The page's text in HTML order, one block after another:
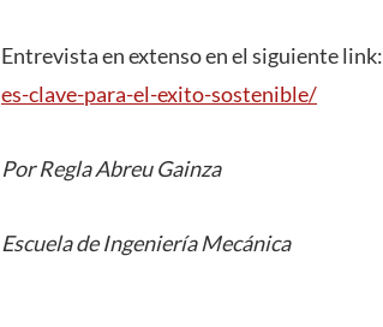
Entrevista en extenso en el siguiente link:
es-clave-para-el-exito-sostenible/
Por Regla Abreu Gainza
Escuela de Ingeniería Mecánica